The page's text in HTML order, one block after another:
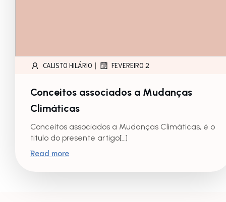
CALISTO HILÁRIO | FEVEREIRO 2
Conceitos associados a Mudanças
Climáticas
Conceitos associados a Mudanças Climáticas, é o
titulo do presente artigo[…]
Read more